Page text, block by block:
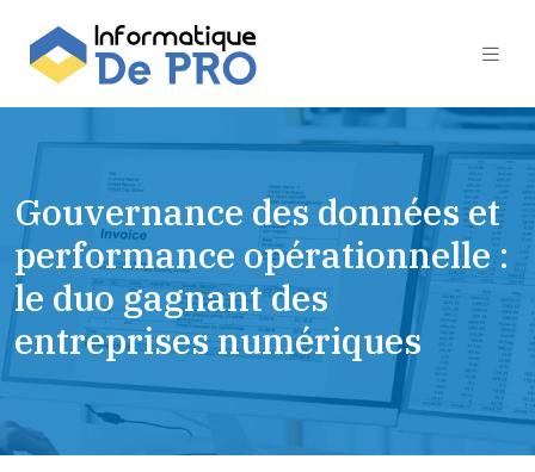
Gouvernance des données et
performance opérationnelle :
le duo gagnant des
entreprises numériques